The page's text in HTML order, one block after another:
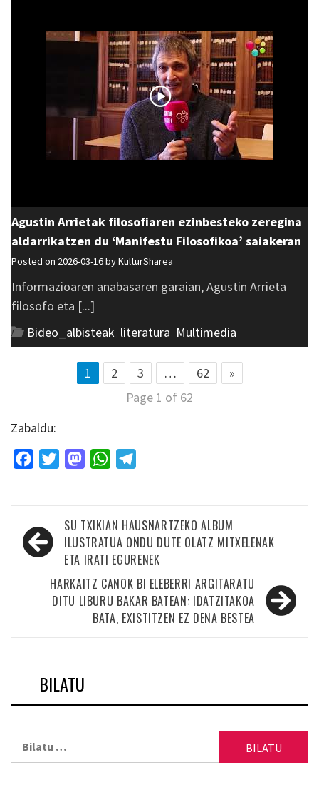
Agustin Arrietak filosofiaren ezinbesteko zeregina
aldarrikatzen du ‘Manifestu Filosofikoa’ saiakeran
Posted on 2026-03-16 byKulturSharea
Informazioaren anabasaren garaian, Agustin Arrieta
filosofo eta [...]
Bideo_albisteak literatura Multimedia
1 2 3 … 62
»
Page 1 of 62
Zabaldu:
FacebookTwitterMastodonWhatsApp
Bidalketetan
zehar
nabigatu
SU TXIKIAN HAUSNARTZEKO ALBUM
ILUSTRATUA ONDU DUTE OLATZ MITXELENAK
ETA IRATI EGURENEK
HARKAITZ CANOK BI ELEBERRI ARGITARATU
DITU LIBURU BAKAR BATEAN: IDATZITAKOA
BATA, EXISTITZEN EZ DENA BESTEA
BILATU